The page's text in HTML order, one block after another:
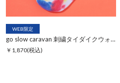
WEB限定
go slow caravan 刺繍タイダイクウォーターソックス【WEB限定】
￥1,870(税込)